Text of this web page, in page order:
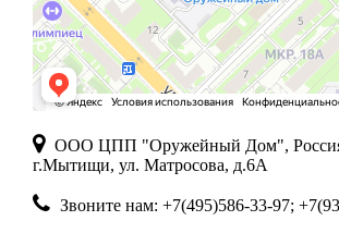
ООО ЦПП "Оружейный Дом",
г.Мытищи, ул. Матросова, д.6А
Звоните нам: +7(495)586-33-97;